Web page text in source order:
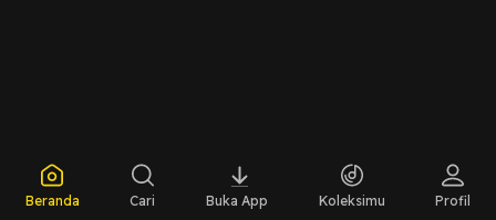
Beranda Cari Buka App Koleksimu Profil